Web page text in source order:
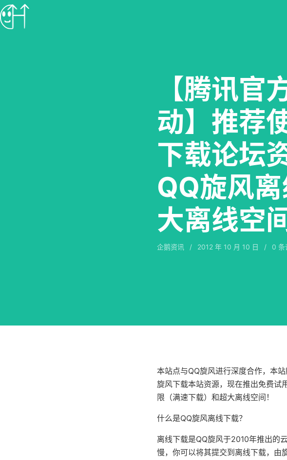
【腾讯官
动】推荐
下载论坛
QQ旋风
大离线空间
企鹅资讯 / 2012 年 10 月 10 日 / 0 条
本站点与QQ旋风进行深度合作，本
旋风下载本站资源，现在推出免费试
限（满速下载）和超大离线空间！
什么是QQ旋风离线下载？
离线下载是QQ旋风于2010年推出的
慢，你可以将其提交到离线下载，由